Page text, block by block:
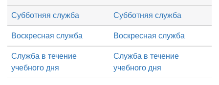
Субботняя служба Субботняя служба
Воскресная служба Воскресная служба
Служба в течение
учебного дня
Служба в течение
учебного дня